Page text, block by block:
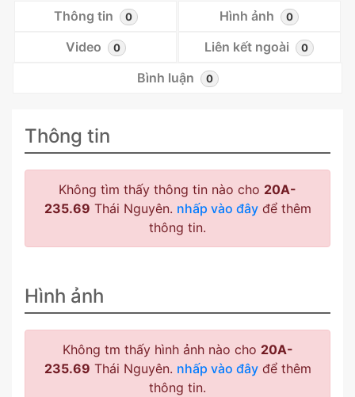
Thông tin 0 Hình ảnh 0
Video 0 Liên kết ngoài 0
Bình luận 0
Thông tin
Không tìm thấy thông tin nào cho 20A-
235.69 Thái Nguyên. nhấp vào đâyđể thêm
thông tin.
Hình ảnh
Không tm thấy hình ảnh nào cho 20A-
235.69 Thái Nguyên. nhấp vào đâyđể thêm
thông tin.